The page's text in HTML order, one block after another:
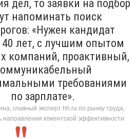
дел, то заявки на подбор
напоминать поиск
«Нужен кандидат
лет, с лучшим опытом
компаний, проактивный,
требованиями
по зарплате».
главный эксперт hh.ru по рынку труда,
направления клиентской эффективности